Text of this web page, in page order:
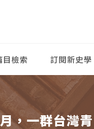
目檢索 訂閱新史學
，一群台灣青